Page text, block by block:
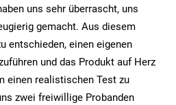
uns sehr überrascht, uns
gemacht. Aus diesem
entschieden, einen eigenen
und das Produkt auf Herz
einen realistischen Test zu
zwei freiwillige Probanden